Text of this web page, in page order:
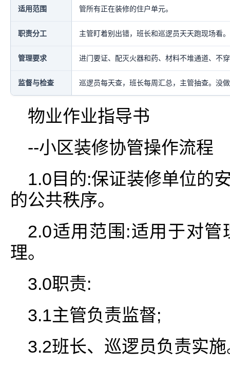
适用范围 管所有正在装修的住户单元。
职责分工 主管盯着别出错，班长和巡逻员天天跑现场看。
管理要求 进门要证、配灭火器和药、材料不堆通道、不
监督与检查 巡逻员每天查，班长每周汇总，主管抽查。没
物业作业指导书
--小区装修协管操作流程
1.0目的:保证装修单位的
的公共秩序。
2.0适用范围:适用于对
理。
3.0职责:
3.1主管负责监督;
3.2班长、巡逻员负责实